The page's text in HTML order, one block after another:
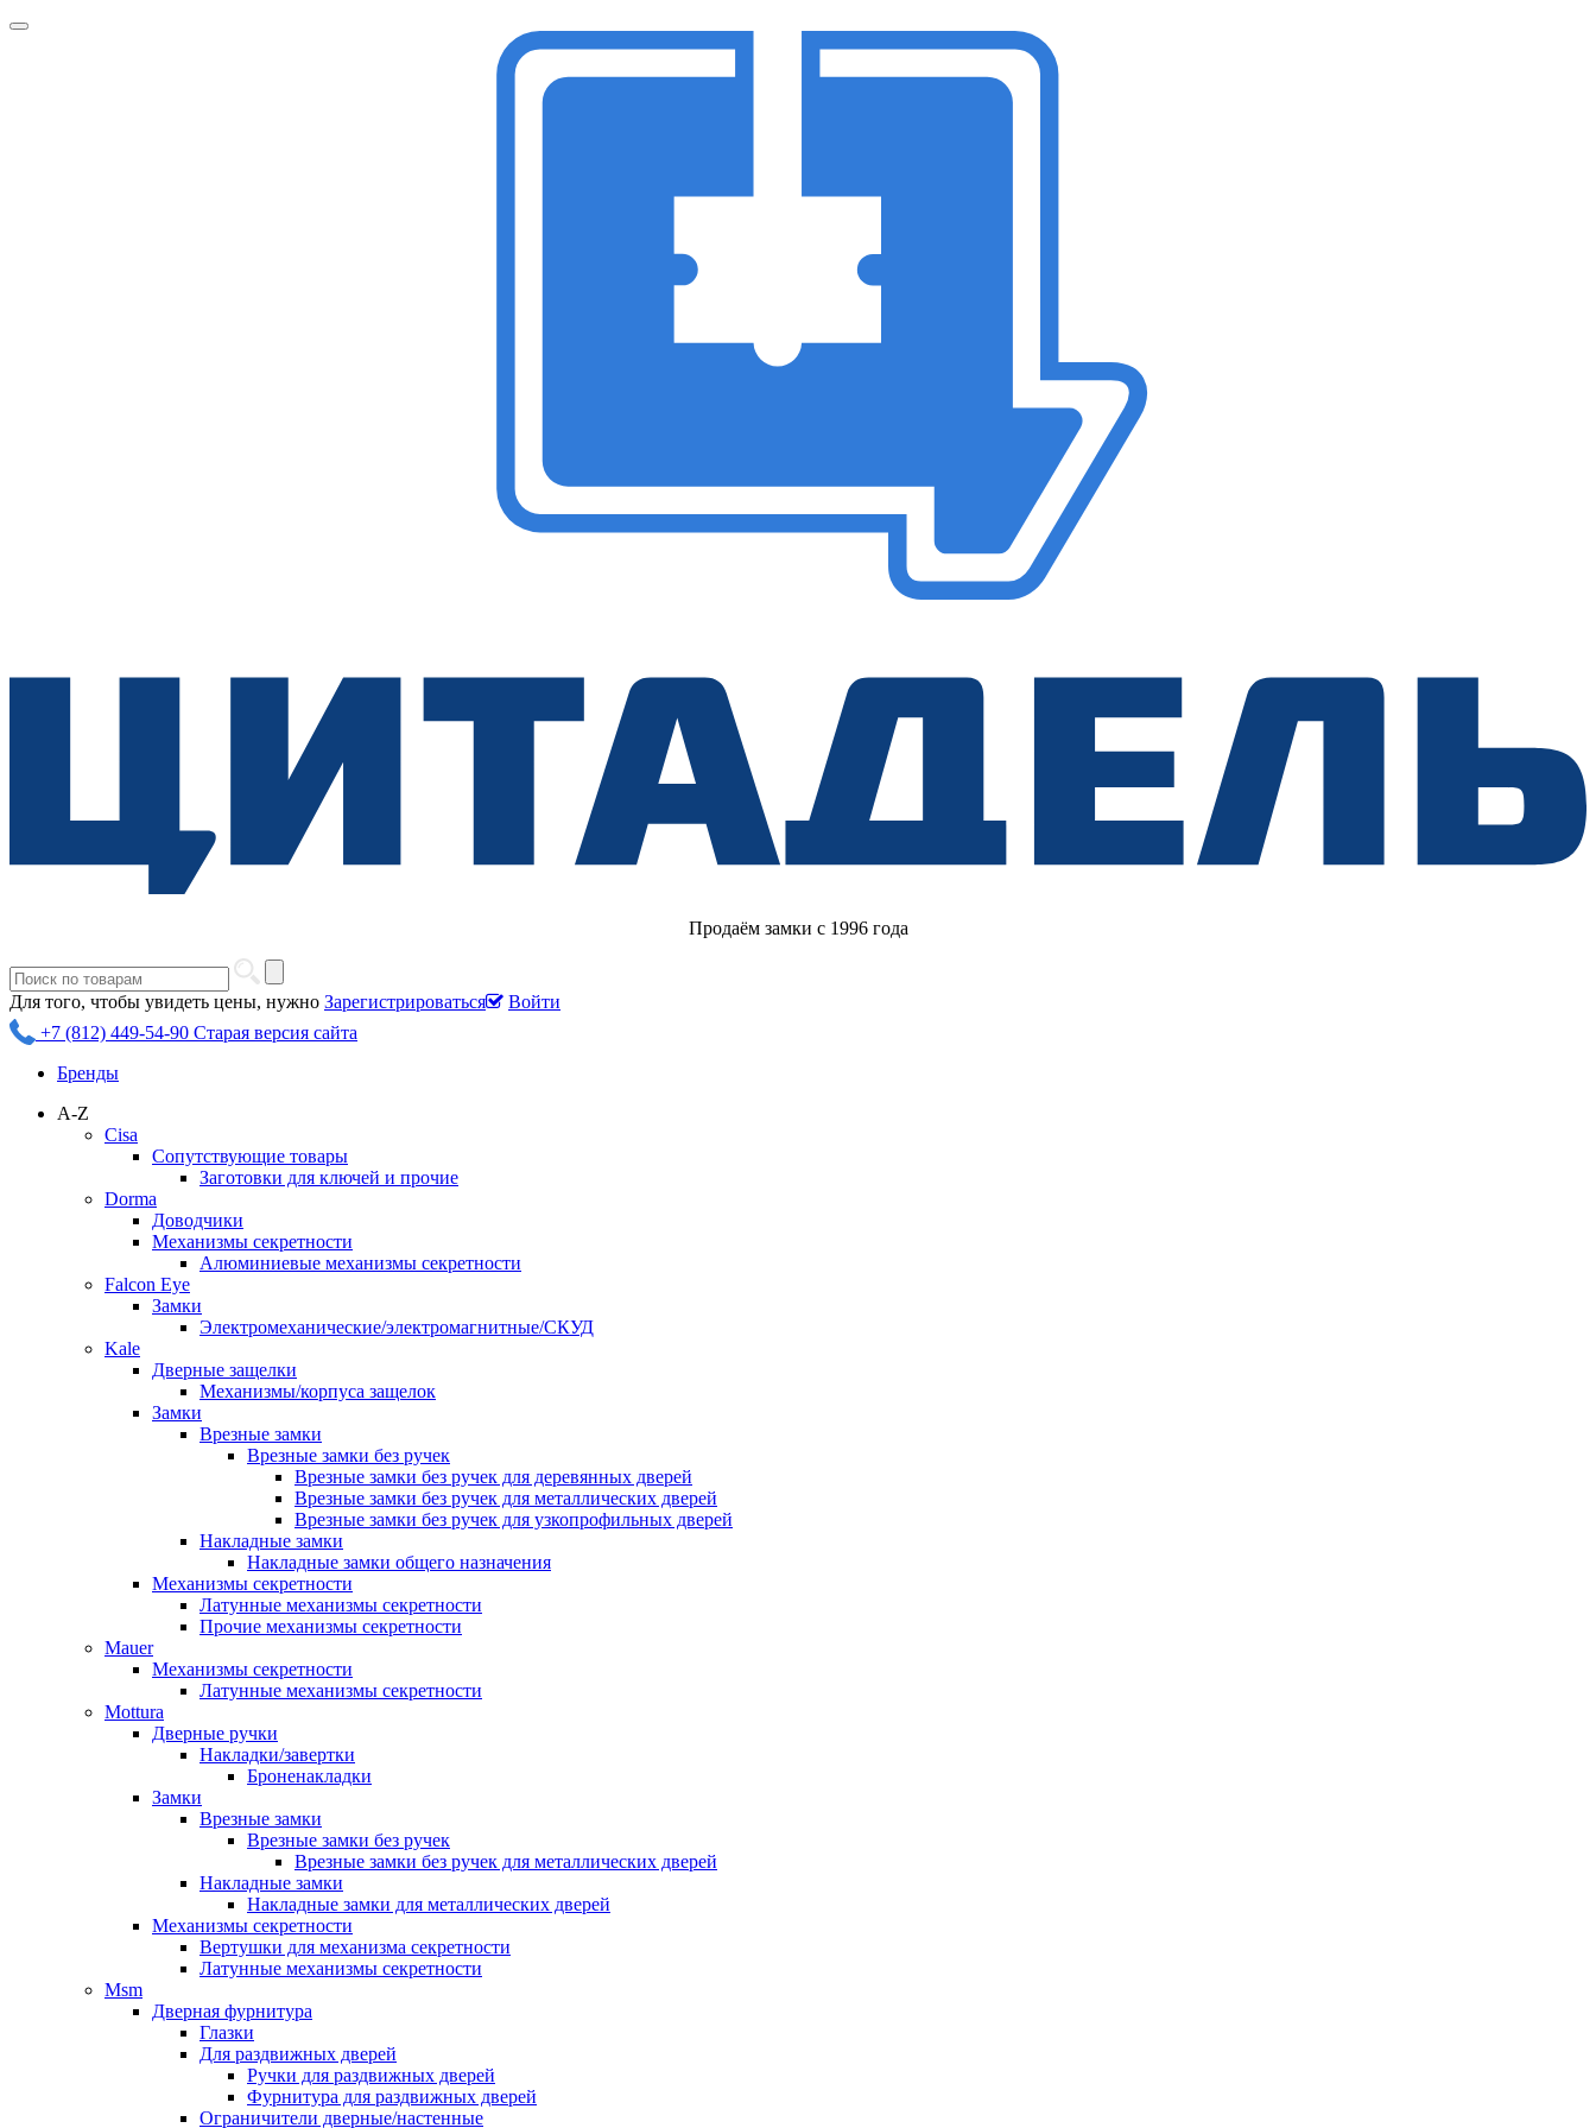
Продаём замки с 1996 года
Для того, чтобы увидеть цены, нужно Зарегистрироваться
Войти
+7 (812) 449-54-90 Старая версия сайта
Бренды
A-Z
Cisa
Сопутствующие товары
Заготовки для ключей и прочие
Dorma
Доводчики
Механизмы секретности
Алюминиевые механизмы секретности
Falcon Eye
Замки
Электромеханические/электромагнитные/СКУД
Kale
Дверные защелки
Механизмы/корпуса защелок
Замки
Врезные замки
Врезные замки без ручек
Врезные замки без ручек для деревянных дверей
Врезные замки без ручек для металлических дверей
Врезные замки без ручек для узкопрофильных дверей
Накладные замки
Накладные замки общего назначения
Механизмы секретности
Латунные механизмы секретности
Прочие механизмы секретности
Mauer
Механизмы секретности
Латунные механизмы секретности
Mottura
Дверные ручки
Накладки/завертки
Броненакладки
Замки
Врезные замки
Врезные замки без ручек
Врезные замки без ручек для металлических дверей
Накладные замки
Накладные замки для металлических дверей
Механизмы секретности
Вертушки для механизма секретности
Латунные механизмы секретности
Msm
Дверная фурнитура
Глазки
Для раздвижных дверей
Ручки для раздвижных дверей
Фурнитура для раздвижных дверей
Ограничители дверные/настенные